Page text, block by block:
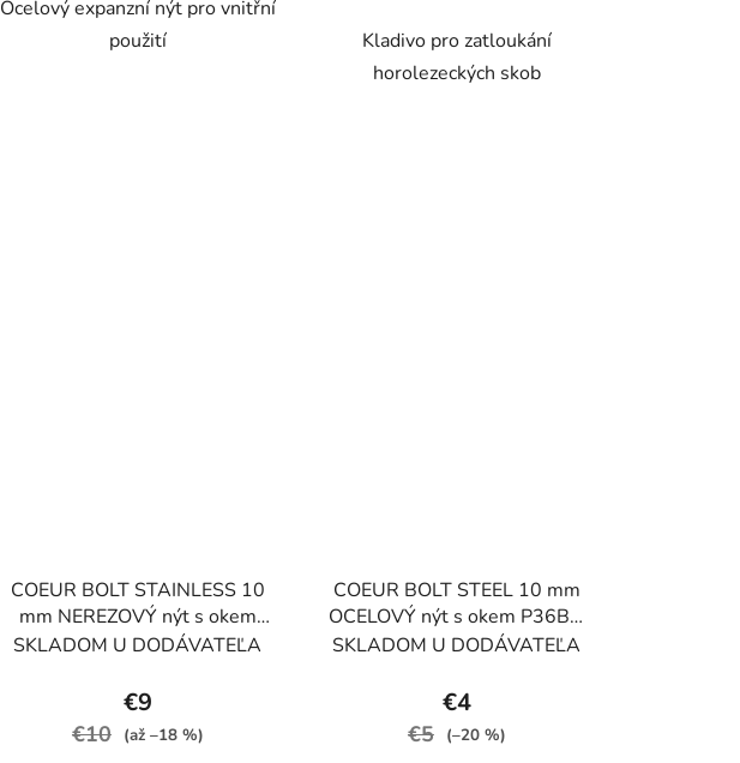
Ocelový expanzní nýt pro vnitřní
použití
Kladivo pro zatloukání
horolezeckých skob
COEUR BOLT STAINLESS 10
mm NEREZOVÝ nýt s okem
P36BS 10+P36AS 10
SKLADOM U DODÁVATEĽA
€9
€10 (až –18 %)
COEUR BOLT STEEL 10 mm
OCELOVÝ nýt s okem P36BA
10+P36AA 10
SKLADOM U DODÁVATEĽA
€4
€5 (–20 %)